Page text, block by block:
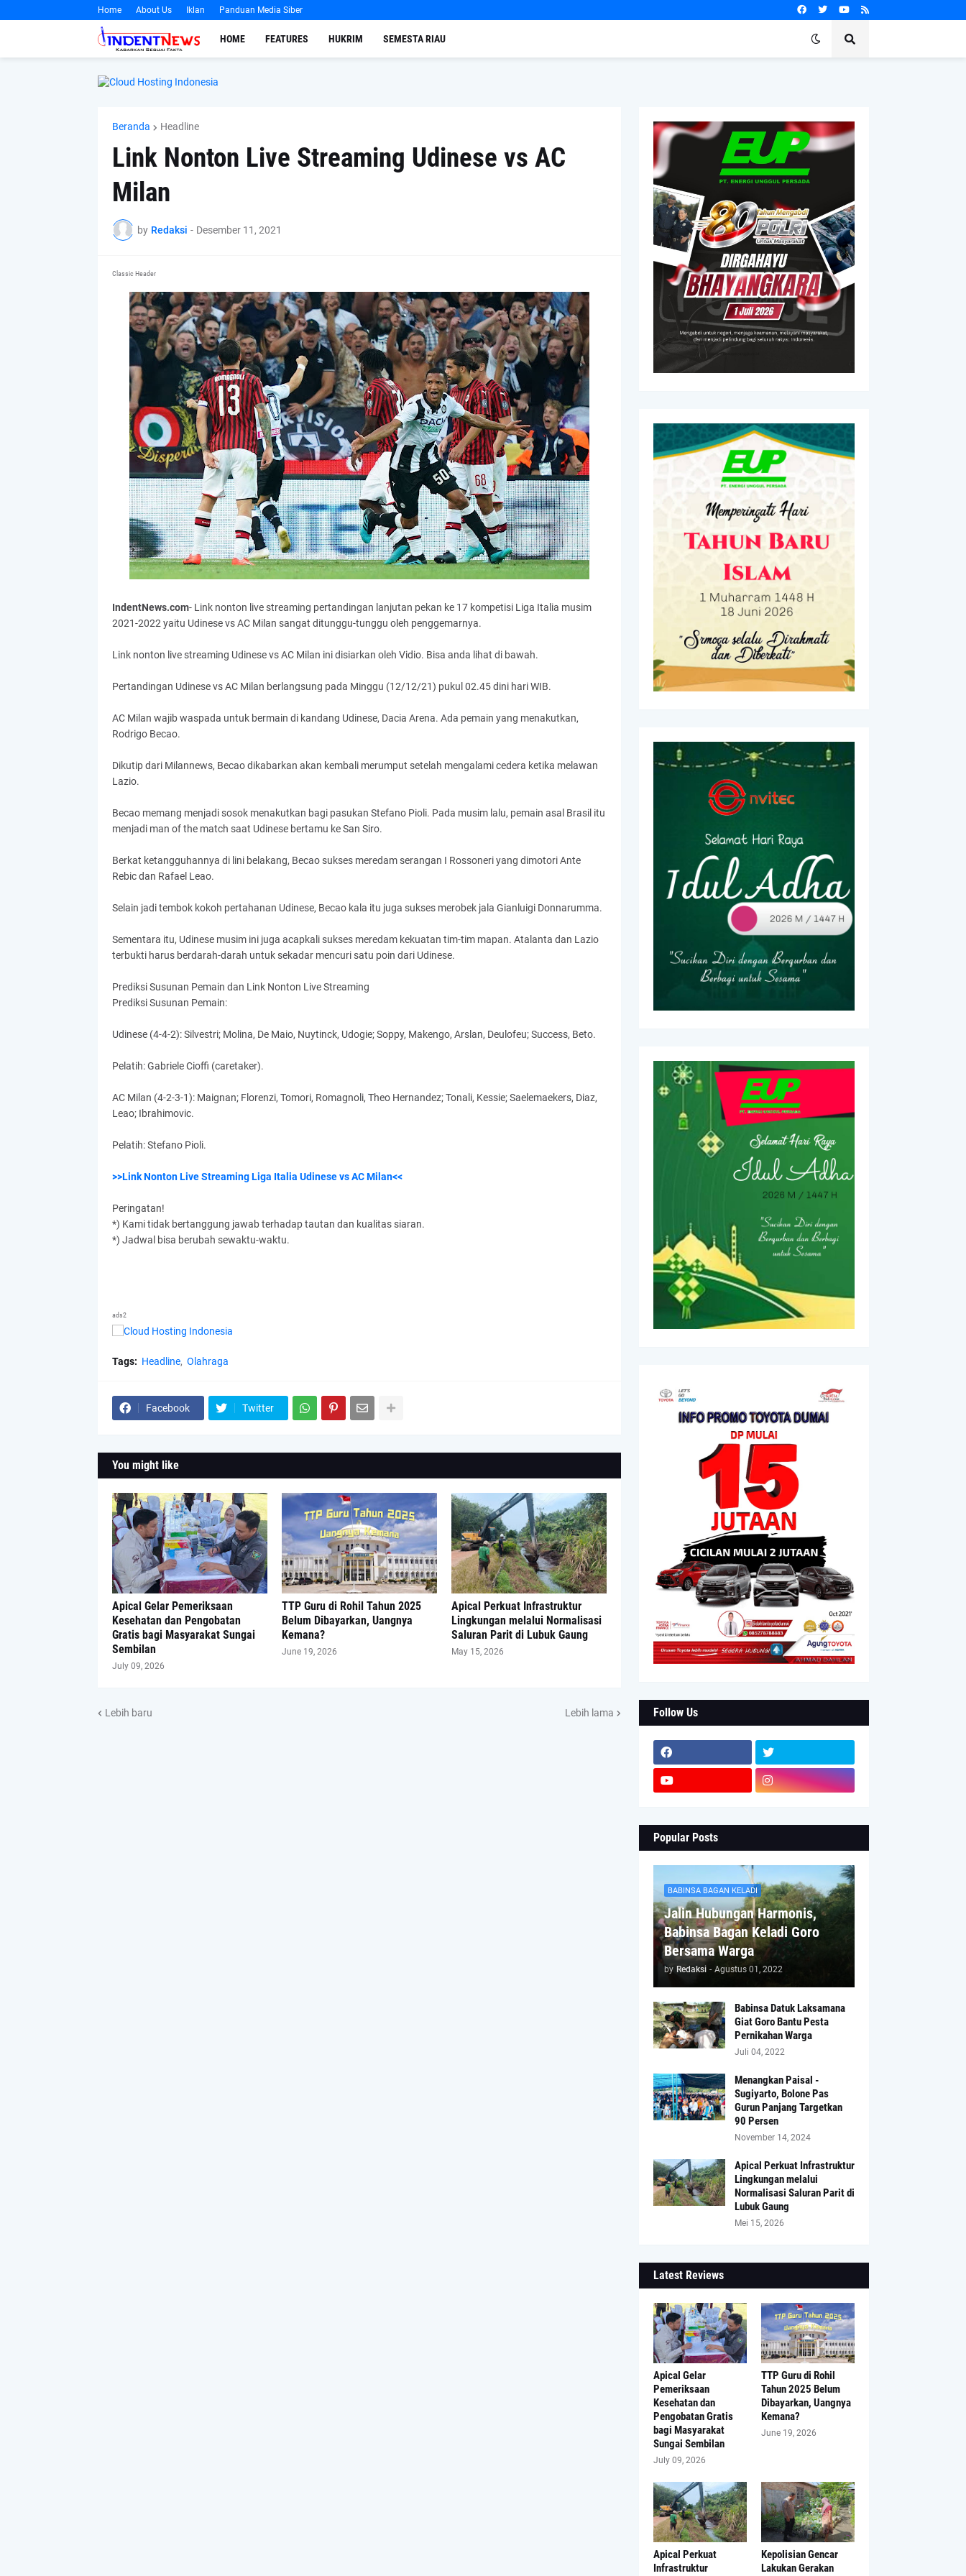
Home About Us Iklan Panduan Media Siber
HOME FEATURES HUKRIM SEMESTA RIAU
Beranda Headline
Link Nonton Live Streaming Udinese vs AC
Milan
by Redaksi - Desember 11, 2021
Classic Header
IndentNews.com- Link nonton live streaming pertandingan lanjutan pekan ke 17 kompetisi Liga Italia musim
2021-2022 yaitu Udinese vs AC Milan sangat ditunggu-tunggu oleh penggemarnya.
Link nonton live streaming Udinese vs AC Milan ini disiarkan oleh Vidio. Bisa anda lihat di bawah.
Pertandingan Udinese vs AC Milan berlangsung pada Minggu (12/12/21) pukul 02.45 dini hari WIB.
AC Milan wajib waspada untuk bermain di kandang Udinese, Dacia Arena. Ada pemain yang menakutkan,
Rodrigo Becao.
Dikutip dari Milannews, Becao dikabarkan akan kembali merumput setelah mengalami cedera ketika melawan
Lazio.
Becao memang menjadi sosok menakutkan bagi pasukan Stefano Pioli. Pada musim lalu, pemain asal Brasil itu
menjadi man of the match saat Udinese bertamu ke San Siro.
Berkat ketangguhannya di lini belakang, Becao sukses meredam serangan I Rossoneri yang dimotori Ante
Rebic dan Rafael Leao.
Selain jadi tembok kokoh pertahanan Udinese, Becao kala itu juga sukses merobek jala Gianluigi Donnarumma.
Sementara itu, Udinese musim ini juga acapkali sukses meredam kekuatan tim-tim mapan. Atalanta dan Lazio
terbukti harus berdarah-darah untuk sekadar mencuri satu poin dari Udinese.
Prediksi Susunan Pemain dan Link Nonton Live Streaming
Prediksi Susunan Pemain:
Udinese (4-4-2): Silvestri; Molina, De Maio, Nuytinck, Udogie; Soppy, Makengo, Arslan, Deulofeu; Success, Beto.
Pelatih: Gabriele Cioffi (caretaker).
AC Milan (4-2-3-1): Maignan; Florenzi, Tomori, Romagnoli, Theo Hernandez; Tonali, Kessie; Saelemaekers, Diaz,
Leao; Ibrahimovic.
Pelatih: Stefano Pioli.
>>Link Nonton Live Streaming Liga Italia Udinese vs AC Milan<<
Peringatan!
*) Kami tidak bertanggung jawab terhadap tautan dan kualitas siaran.
*) Jadwal bisa berubah sewaktu-waktu.
ads2
Tags: Headline Olahraga
Facebook Twitter
You might like
Apical Gelar Pemeriksaan
Kesehatan dan Pengobatan
Gratis bagi Masyarakat Sungai
Sembilan
July 09, 2026
TTP Guru di Rohil Tahun 2025
Belum Dibayarkan, Uangnya
Kemana?
June 19, 2026
Apical Perkuat Infrastruktur
Lingkungan melalui Normalisasi
Saluran Parit di Lubuk Gaung
May 15, 2026
Lebih baru Lebih lama Follow Us
Popular Posts
BABINSA BAGAN KELADI
Jalin Hubungan Harmonis,
Babinsa Bagan Keladi Goro
Bersama Warga
by Redaksi - Agustus 01, 2022
Babinsa Datuk Laksamana
Giat Goro Bantu Pesta
Pernikahan Warga
Juli 04, 2022
Menangkan Paisal -
Sugiyarto, Bolone Pas
Gurun Panjang Targetkan
90 Persen
November 14, 2024
Apical Perkuat Infrastruktur
Lingkungan melalui
Normalisasi Saluran Parit di
Lubuk Gaung
Mei 15, 2026
Latest Reviews
Apical Gelar
Pemeriksaan
Kesehatan dan
Pengobatan Gratis
bagi Masyarakat
Sungai Sembilan
July 09, 2026
TTP Guru di Rohil
Tahun 2025 Belum
Dibayarkan, Uangnya
Kemana?
June 19, 2026
Apical Perkuat
Infrastruktur
Kepolisian Gencar
Lakukan Gerakan